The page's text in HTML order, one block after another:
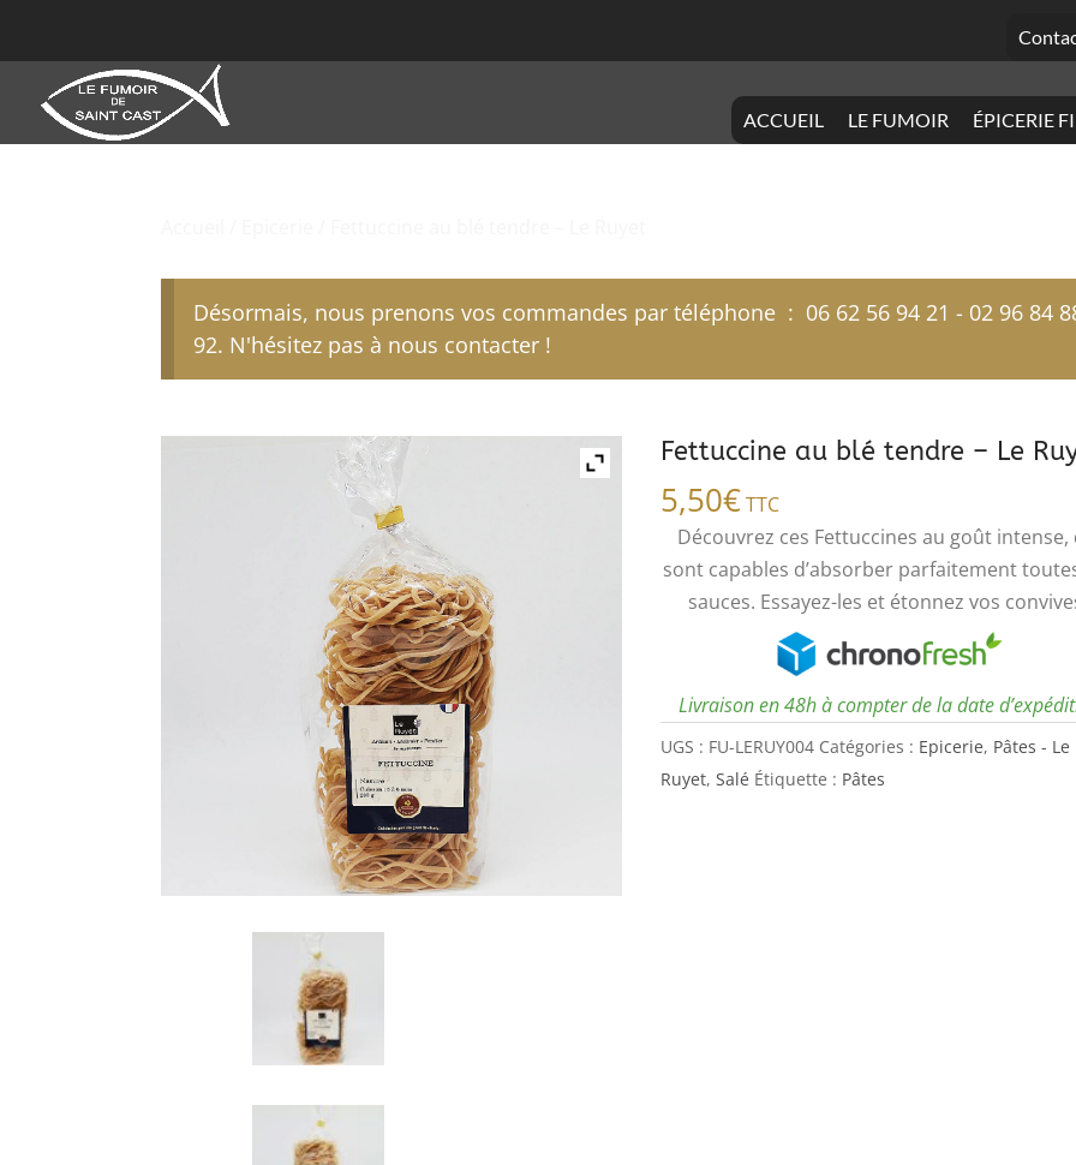
ACCUEIL LE FUMOIR ÉPICERIE
Désormais, nous prenons vos commandes par téléphone : 06 62 56 94 21 - 02 96 84
92. N'hésitez pas à nous contacter !
Fettuccine au blé tendre – Le
5,50€ TTC
Découvrez ces Fettuccines au goût intense,
sont capables d’absorber parfaitement
sauces. Essayez-les et étonnez vos
Livraison en 48h à compter de la date
UGS : FU-LERUY004 Catégories : Epicerie, Pâtes - Le
Ruyet, Salé Étiquette : Pâtes